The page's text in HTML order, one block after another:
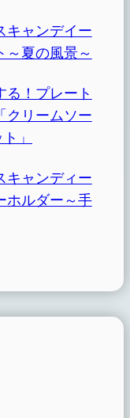
キャンデイー
～夏の風景～
る！プレート
クリームソー
」
キャンディー
ホルダー～手